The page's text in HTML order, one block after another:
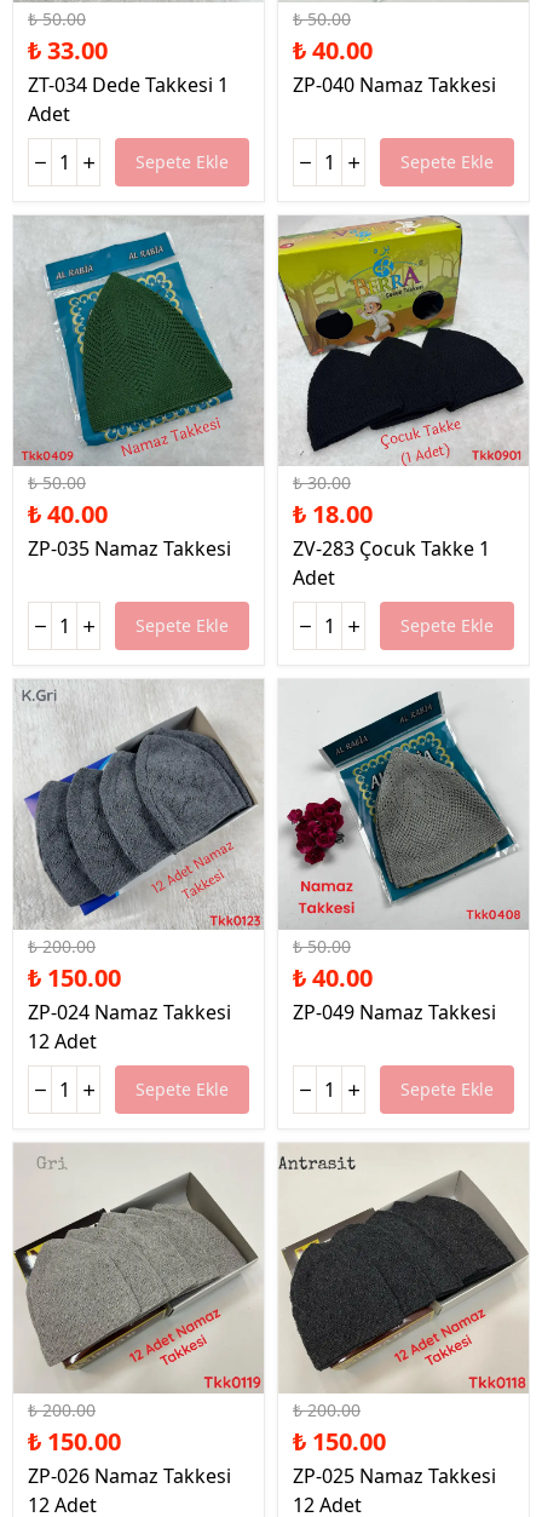
₺ 50.00
₺ 33.00
ZT-034 Dede Takkesi 1
Adet
Sepete Ekle
₺ 50.00
₺ 40.00
ZP-040 Namaz Takkesi
Sepete Ekle
%20 İndirim
₺ 50.00
₺ 40.00
ZP-035 Namaz Takkesi
Sepete Ekle
%40 İndirim
₺ 30.00
₺ 18.00
ZV-283 Çocuk Takke 1
Adet
Sepete Ekle
%25 İndirim
₺ 200.00
₺ 150.00
ZP-024 Namaz Takkesi
12 Adet
Sepete Ekle
%20 İndirim
₺ 50.00
₺ 40.00
ZP-049 Namaz Takkesi
Sepete Ekle
%25 İndirim
₺ 200.00
₺ 150.00
ZP-026 Namaz Takkesi
12 Adet
%25 İndirim
₺ 200.00
₺ 150.00
ZP-025 Namaz Takkesi
12 Adet